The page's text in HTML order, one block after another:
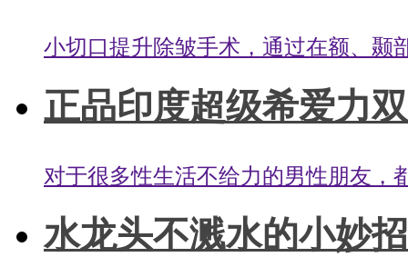
小切口提升除皱手术，通过在额、颞
正品印度超级希爱力
对于很多性生活不给力的男性朋友，
水龙头不溅水的小妙